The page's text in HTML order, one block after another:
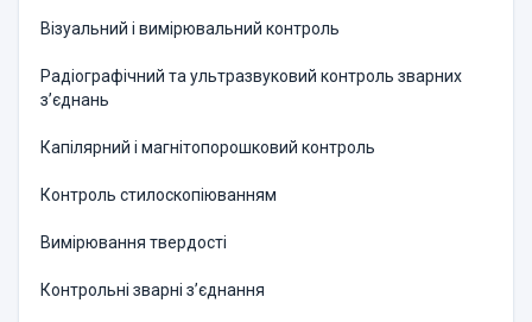
Візуальний і вимірювальний контроль
Радіографічний та ультразвуковий контроль зварних
з’єднань
Капілярний і магнітопорошковий контроль
Контроль стилоскопіюванням
Вимірювання твердості
Контрольні зварні з’єднання